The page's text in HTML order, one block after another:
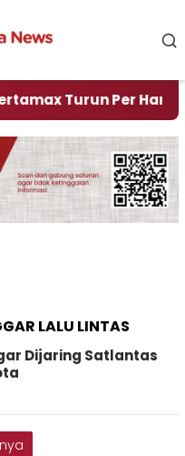
Turun Per Hari Ini,
LALU LINTAS
Dijaring Satlantas